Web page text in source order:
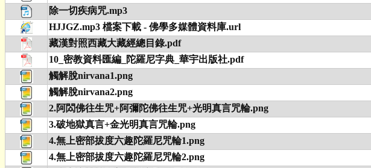
除一切疾病咒.mp3
HJJGZ.mp3 檔案下載 - 佛學多媒體資料庫.url
藏漢對照西藏大藏經總目錄.pdf
10_密教資料匯編_陀羅尼字典_華宇出版社.pdf
觸解脫nirvana1.png
觸解脫nirvana2.png
2.阿閦佛往生咒+阿彌陀佛往生咒+光明真言咒輪.png
3.破地獄真言+金光明真言咒輪.png
4.無上密部拔度六趣陀羅尼咒輪1.png
4.無上密部拔度六趣陀羅尼咒輪2.png